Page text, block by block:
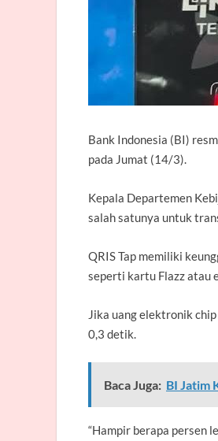
Bank Indonesia (BI)
pada Jumat (14/3).
Kepala Departemen
salah satunya untuk
QRIS Tap memiliki
seperti kartu Flazz atau
Jika uang elektronik
0,3 detik.
Baca Juga: BI Jatim
“Hampir berapa persen